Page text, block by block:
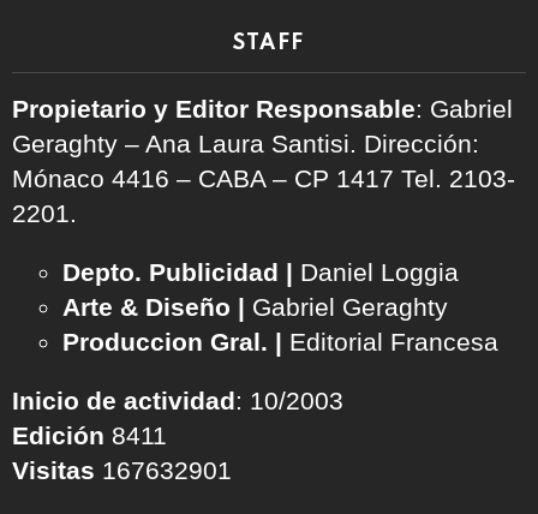
STAFF
Propietario y Editor Responsable: Gabriel
Geraghty – Ana Laura Santisi. Dirección:
Mónaco 4416 – CABA – CP 1417 Tel. 2103-
2201.
Depto. Publicidad | Daniel Loggia
Arte & Diseño | Gabriel Geraghty
Produccion Gral. | Editorial Francesa
Inicio de actividad: 10/2003
Edición 8411
Visitas 167632901